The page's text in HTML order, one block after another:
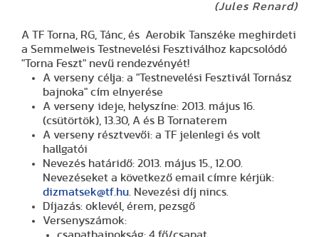
(Jules Renard)
A TF Torna, RG, Tánc, és Aerobik Tanszéke meghirdeti
a Semmelweis Testnevelési Fesztiválhoz kapcsolódó
"Torna Feszt" nevű rendezvényét!
A verseny célja: a "Testnevelési Fesztivál Tornász
bajnoka" cím elnyerése
A verseny ideje, helyszíne: 2013. május 16.
(csütörtök), 13.30, A és B Tornaterem
A verseny résztvevői: a TF jelenlegi és volt
hallgatói
Nevezés határidő: 2013. május 15., 12.00.
Nevezéseket a következő email címre kérjük:
dizmatsek@tf.hu. Nevezési díj nincs.
Díjazás: oklevél, érem, pezsgő
Versenyszámok: